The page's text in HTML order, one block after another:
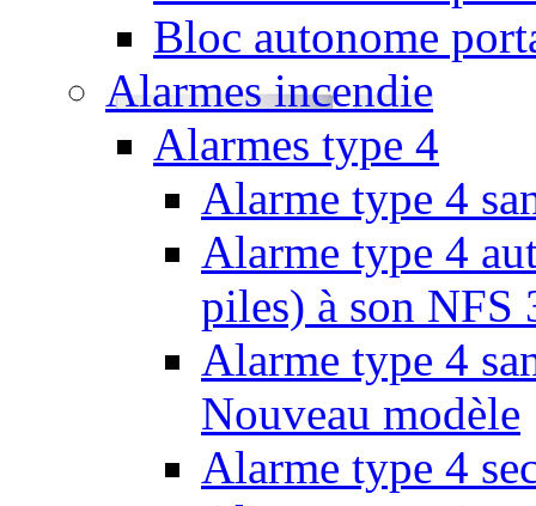
Bloc autonome
Alarmes incendie
Alarmes type 4
Alarme type 4
Alarme type 4
piles) à son NFS
Alarme type 4
Nouveau modèle
Alarme type 4